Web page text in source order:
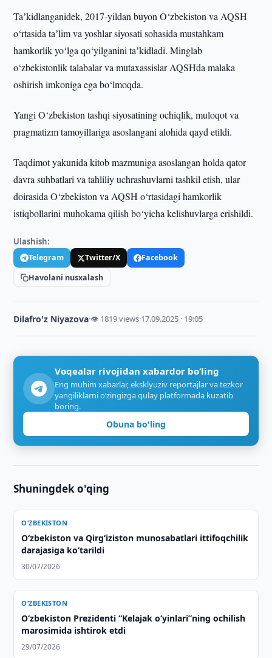
Taʼkidlanganidek, 2017-yildan buyon O‘zbekiston va AQSH
o‘rtasida taʼlim va yoshlar siyosati sohasida mustahkam
hamkorlik yo‘lga qo‘yilganini taʼkidladi. Minglab
o‘zbekistonlik talabalar va mutaxassislar AQSHda malaka
oshirish imkoniga ega bo‘lmoqda.
Yangi O‘zbekiston tashqi siyosatining ochiqlik, muloqot va
pragmatizm tamoyillariga asoslangani alohida qayd etildi.
Taqdimot yakunida kitob mazmuniga asoslangan holda qator
davra suhbatlari va tahliliy uchrashuvlarni tashkil etish, ular
doirasida O‘zbekiston va AQSH o‘rtasidagi hamkorlik
istiqbollarini muhokama qilish bo‘yicha kelishuvlarga erishildi.
Ulashish:
Telegram Twitter/X
Facebook
Havolani nusxalash
Dilafro'z Niyazova·👁 1819 views·17.09.2025 · 19:05
Voqealar rivojidan xabardor bo‘ling
Eng muhim xabarlar, eksklyuziv reportajlar va tezkor
yangiliklarni o‘zingizga qulay platformada kuzatib
boring.
Obuna bo'ling
Shuningdek o'qing
O‘ZBEKISTON
Oʻzbekiston va Qirgʻiziston munosabatlari ittifoqchilik
darajasiga koʻtarildi
30/07/2026
O‘ZBEKISTON
Oʻzbekiston Prezidenti “Kelajak oʻyinlari”ning ochilish
marosimida ishtirok etdi
29/07/2026